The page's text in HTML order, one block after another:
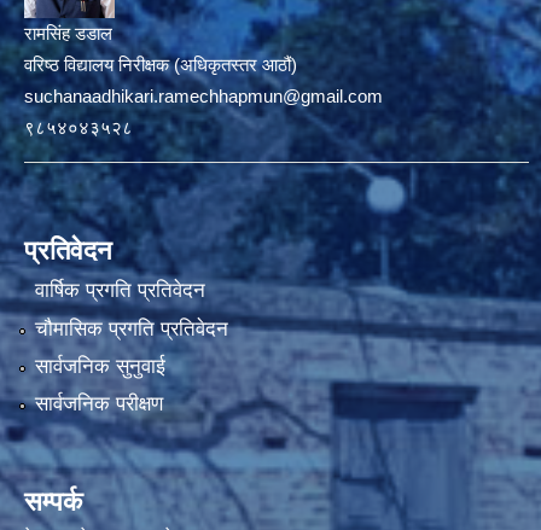
रामसिंह डडाल
वरिष्ठ विद्यालय निरीक्षक (अधिकृतस्तर आठौं)
suchanaadhikari.ramechhapmun@gmail.com
९८५४०४३५२८
प्रतिवेदन
वार्षिक प्रगति प्रतिवेदन
चौमासिक प्रगति प्रतिवेदन
सार्वजनिक सुनुवाई
सार्वजनिक परीक्षण
सम्पर्क